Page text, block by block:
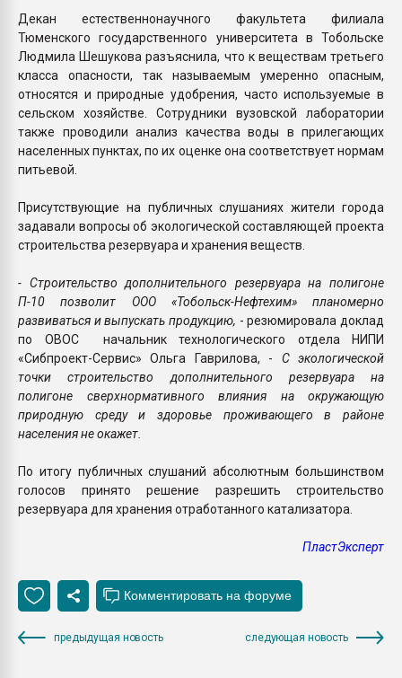
Декан естественнонаучного факультета филиала
Тюменского государственного университета в Тобольске
Людмила Шешукова разъяснила, что к веществам третьего
класса опасности, так называемым умеренно опасным,
относятся и природные удобрения, часто используемые в
сельском хозяйстве. Сотрудники вузовской лаборатории
также проводили анализ качества воды в прилегающих
населенных пунктах, по их оценке она соответствует нормам
питьевой.
Присутствующие на публичных слушаниях жители города
задавали вопросы об экологической составляющей проекта
строительства резервуара и хранения веществ.
- Строительство дополнительного резервуара на полигоне
П-10 позволит ООО «Тобольск-Нефтехим» планомерно
развиваться и выпускать продукцию, - резюмировала доклад
по ОВОС начальник технологического отдела НИПИ
«Сибпроект-Сервис» Ольга Гаврилова, - С экологической
точки строительство дополнительного резервуара на
полигоне сверхнормативного влияния на окружающую
природную среду и здоровье проживающего в районе
населения не окажет.
По итогу публичных слушаний абсолютным большинством
голосов принято решение разрешить строительство
резервуара для хранения отработанного катализатора.
ПластЭксперт
предыдущая новость следующая новость